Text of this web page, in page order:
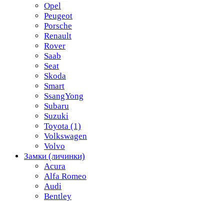
Opel
Peugeot
Porsche
Renault
Rover
Saab
Seat
Skoda
Smart
SsangYong
Subaru
Suzuki
Toyota (1)
Volkswagen
Volvo
Замки (личинки)
Acura
Alfa Romeo
Audi
Bentley